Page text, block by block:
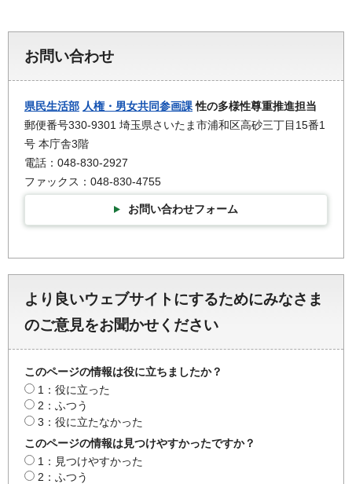
お問い合わせ
県民生活部 人権・男女共同参画課性の多様性尊重推進担当
郵便番号330-9301 埼玉県さいたま市浦和区高砂三丁目15番1
号 本庁舎3階
電話：048-830-2927
ファックス：048-830-4755
お問い合わせフォーム
より良いウェブサイトにするためにみなさま
のご意見をお聞かせください
このページの情報は役に立ちましたか？
1：役に立った
2：ふつう
3：役に立たなかった
このページの情報は見つけやすかったですか？
1：見つけやすかった
2：ふつう